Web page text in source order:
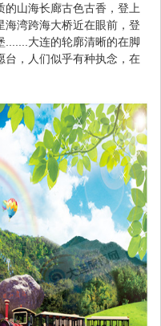
的山海长廊古色古香，登上
海湾跨海大桥近在眼前，登
.......大连的轮廓清晰的在脚
台，人们似乎有种执念，在